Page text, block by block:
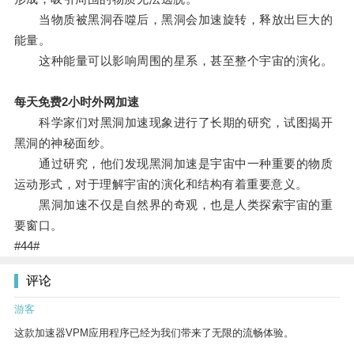
当物质被黑洞吞噬后，黑洞会加速旋转，释放出巨大的
能量。
这种能量可以影响周围的星系，甚至整个宇宙的演化。
每天免费2小时外网加速
科学家们对黑洞加速现象进行了长期的研究，试图揭开
黑洞的神秘面纱。
通过研究，他们发现黑洞加速是宇宙中一种重要的物质
运动形式，对于理解宇宙的演化和结构有着重要意义。
黑洞加速不仅是自然界的奇观，也是人类探索宇宙的重
要窗口。
#44#
评论
游客
这款加速器VPM应用程序已经为我们带来了无限的流畅体验。